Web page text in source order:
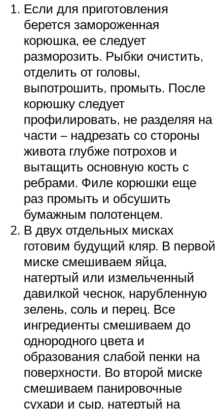
Если для приготовления
берется замороженная
корюшка, ее следует
разморозить. Рыбки очистить,
отделить от головы,
выпотрошить, промыть. После
корюшку следует
профилировать, не разделяя на
части – надрезать со стороны
живота глубже потрохов и
вытащить основную кость с
ребрами. Филе корюшки еще
раз промыть и обсушить
бумажным полотенцем.
В двух отдельных мисках
готовим будущий кляр. В первой
миске смешиваем яйца,
натертый или измельченный
давилкой чеснок, нарубленную
зелень, соль и перец. Все
ингредиенты смешиваем до
однородного цвета и
образования слабой пенки на
поверхности. Во второй миске
смешиваем панировочные
сухари и сыр, натертый на